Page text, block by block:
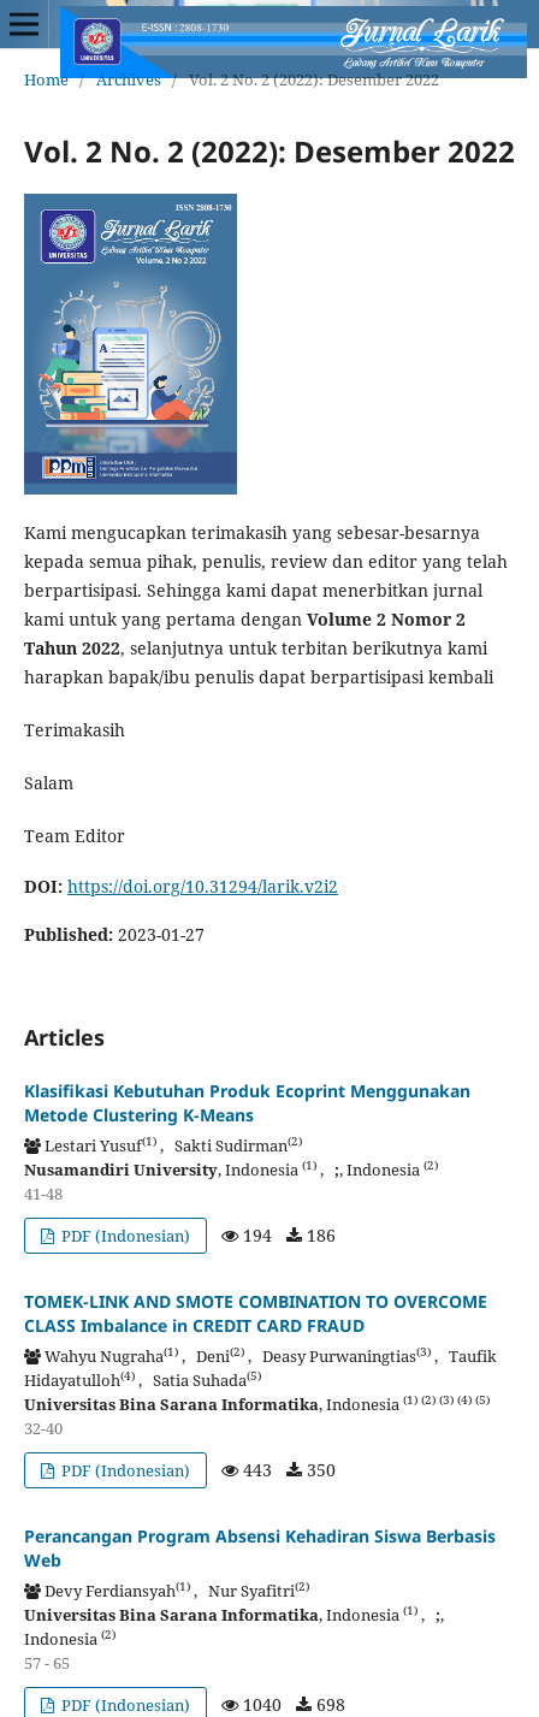
Home / Archives / Vol. 2 No. 2 (2022): Desember 2022
Vol. 2 No. 2 (2022): Desember 2022
Kami mengucapkan terimakasih yang sebesar-besarnya
kepada semua pihak, penulis, review dan editor yang telah
berpartisipasi. Sehingga kami dapat menerbitkan jurnal
kami untuk yang pertama dengan Volume 2 Nomor 2
Tahun 2022, selanjutnya untuk terbitan berikutnya kami
harapkan bapak/ibu penulis dapat berpartisipasi kembali
Terimakasih
Salam
Team Editor
DOI: https://doi.org/10.31294/larik.v2i2
Published: 2023-01-27
Articles
Klasifikasi Kebutuhan Produk Ecoprint Menggunakan
Metode Clustering K-Means
Lestari Yusuf(1), Sakti Sudirman(2)
Nusamandiri University, Indonesia (1), ;, Indonesia (2)
41-48
PDF (Indonesian)
194 186
TOMEK-LINK AND SMOTE COMBINATION TO OVERCOME
CLASS Imbalance in CREDIT CARD FRAUD
Wahyu Nugraha(1), Deni(2), Deasy Purwaningtias(3), Taufik
Hidayatulloh(4), Satia Suhada(5)
Universitas Bina Sarana Informatika, Indonesia (1) (2) (3) (4) (5)
32-40
PDF (Indonesian)
443 350
Perancangan Program Absensi Kehadiran Siswa Berbasis
Web
Devy Ferdiansyah(1), Nur Syafitri(2)
Universitas Bina Sarana Informatika, Indonesia (1), ;,
Indonesia (2)
57 - 65
PDF (Indonesian)
1040 698